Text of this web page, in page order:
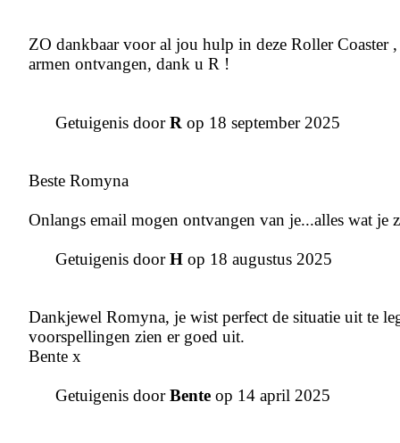
ZO dankbaar voor al jou hulp in deze Roller
armen ontvangen, dank u R !
Getuigenis doorR op 18 september 2025
Beste Romyna
Onlangs email mogen ontvangen van je...alles wat je
Getuigenis doorH op 18 augustus 2025
Dankjewel Romyna, je wist perfect de situatie uit te
voorspellingen zien er goed uit.
Bente x
Getuigenis doorBente op 14 april 2025